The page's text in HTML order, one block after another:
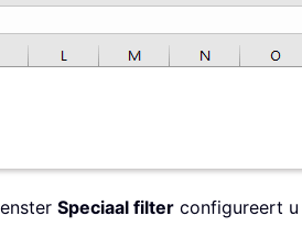
Speciaal filter configureert